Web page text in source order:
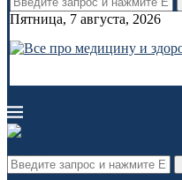
Пятница, 7 августа, 2026